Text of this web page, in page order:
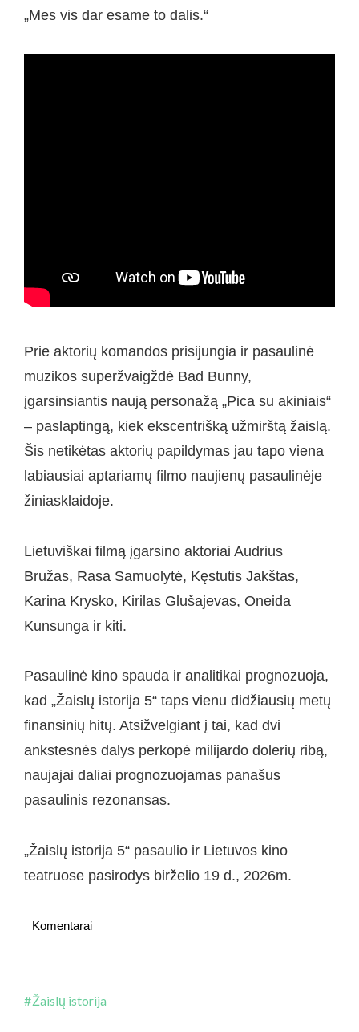
„Mes vis dar esame to dalis.“
Prie aktorių komandos prisijungia ir pasaulinė
muzikos superžvaigždė Bad Bunny,
įgarsinsiantis naują personažą „Pica su akiniais“
– paslaptingą, kiek ekscentrišką užmirštą žaislą.
Šis netikėtas aktorių papildymas jau tapo viena
labiausiai aptariamų filmo naujienų pasaulinėje
žiniasklaidoje.
Lietuviškai filmą įgarsino aktoriai Audrius
Bružas, Rasa Samuolytė, Kęstutis Jakštas,
Karina Krysko, Kirilas Glušajevas, Oneida
Kunsunga ir kiti.
Pasaulinė kino spauda ir analitikai prognozuoja,
kad „Žaislų istorija 5“ taps vienu didžiausių metų
finansinių hitų. Atsižvelgiant į tai, kad dvi
ankstesnės dalys perkopė milijardo dolerių ribą,
naujajai daliai prognozuojamas panašus
pasaulinis rezonansas.
„Žaislų istorija 5“ pasaulio ir Lietuvos kino
teatruose pasirodys birželio 19 d., 2026m.
Komentarai
Žaislų istorija